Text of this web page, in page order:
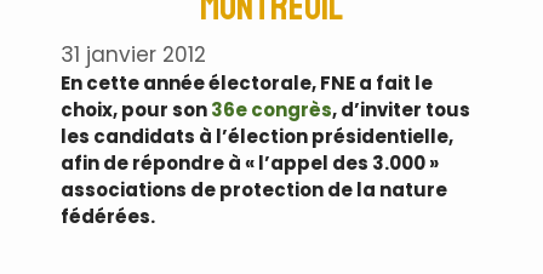
31 janvier 2012
En cette année électorale, FNE a fait le
choix, pour son36e congrès, d’inviter tous
les candidats à l’élection présidentielle,
afin de répondre à « l’appel des 3.000 »
associations de protection de la nature
fédérées.